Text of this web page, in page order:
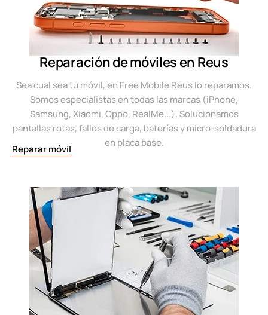
Reparación de móviles en Reus
Sea cual sea tu móvil, en Free Mobile Reus lo reparamos.
Somos especialistas en todas las marcas (iPhone,
Samsung, Xiaomi, Oppo, RealMe...). Solucionamos
pantallas rotas, fallos de carga, baterías y micro-soldadura
en placa base.
Reparar móvil